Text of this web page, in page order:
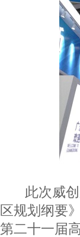
此次威创
区规划纲要
第二十一届